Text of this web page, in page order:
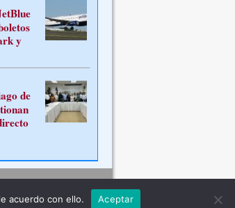
y
de
acuerdo con ello. Aceptar